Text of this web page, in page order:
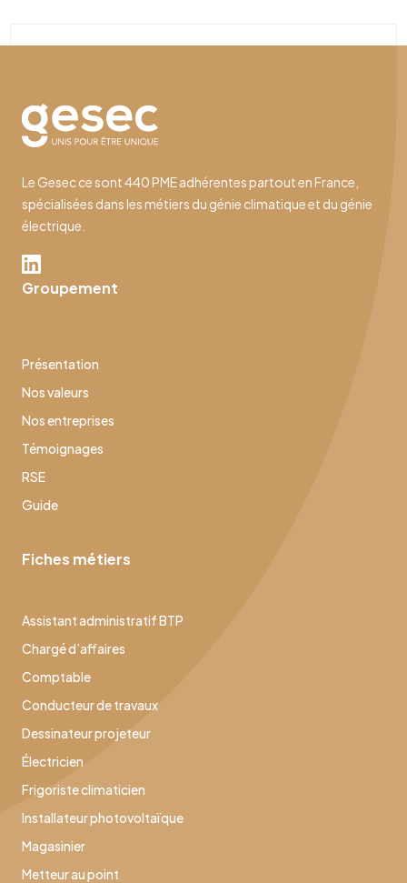
Le Gesec ce sont 440 PME adhérentes partout en France,
spécialisées dans les métiers du génie climatique et du génie
électrique.
Groupement
Présentation
Nos valeurs
Nos entreprises
Témoignages
RSE
Guide
Fiches métiers
Assistant administratif BTP
Chargé d’affaires
Comptable
Conducteur de travaux
Dessinateur projeteur
Électricien
Frigoriste climaticien
Installateur photovoltaïque
Magasinier
Metteur au point